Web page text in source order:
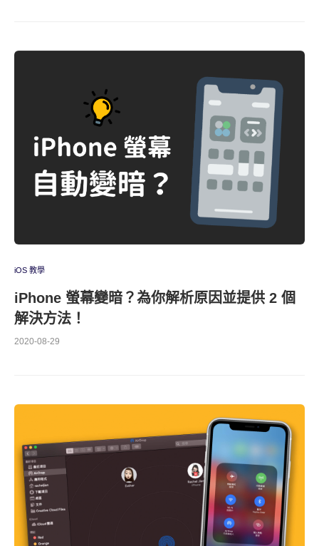
iOS 教學
iPhone 螢幕變暗？為你解析原因並提供 2 個
解決方法！
2020-08-29